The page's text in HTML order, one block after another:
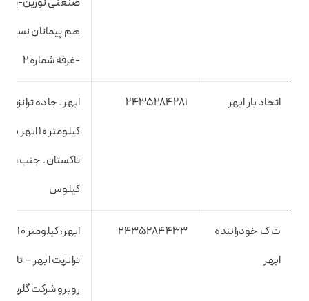
هم پیمانان نسیم
-غرفه شماره ۲
اتحاد بار ابهر 2435284281
ابهر ـ جاده ترانزیت ـ
کیلومتر ۱۰ ابهر به
تاکستان ـ جنب
کیلوس
ت ک خودراننده
ابهر
2435284433
ترانزیت ابهر –
روبرو شرکت گلریس